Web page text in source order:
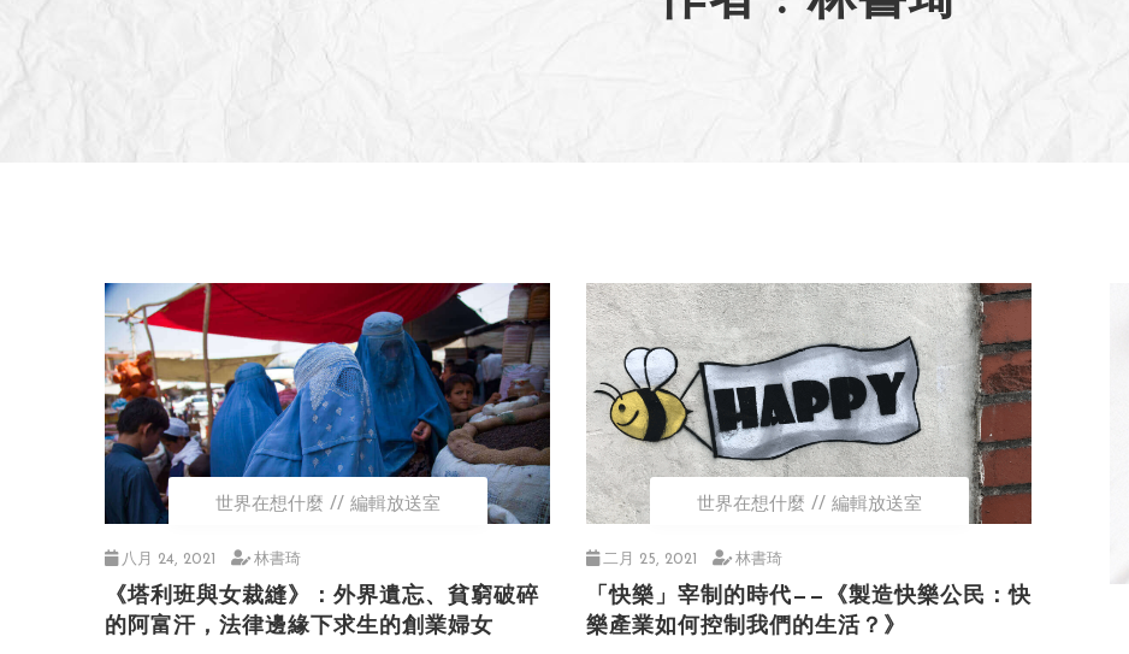
世界在想什麼 編輯放送室
八月 24, 2021 林書琦
《塔利班與女裁縫》：外界遺忘、貧窮破碎
的阿富汗，法律邊緣下求生的創業婦女
世界在想什麼 編輯放送室
二月 25, 2021 林書琦
「快樂」宰制的時代——《製造快樂公民：快
樂產業如何控制我們的生活？》